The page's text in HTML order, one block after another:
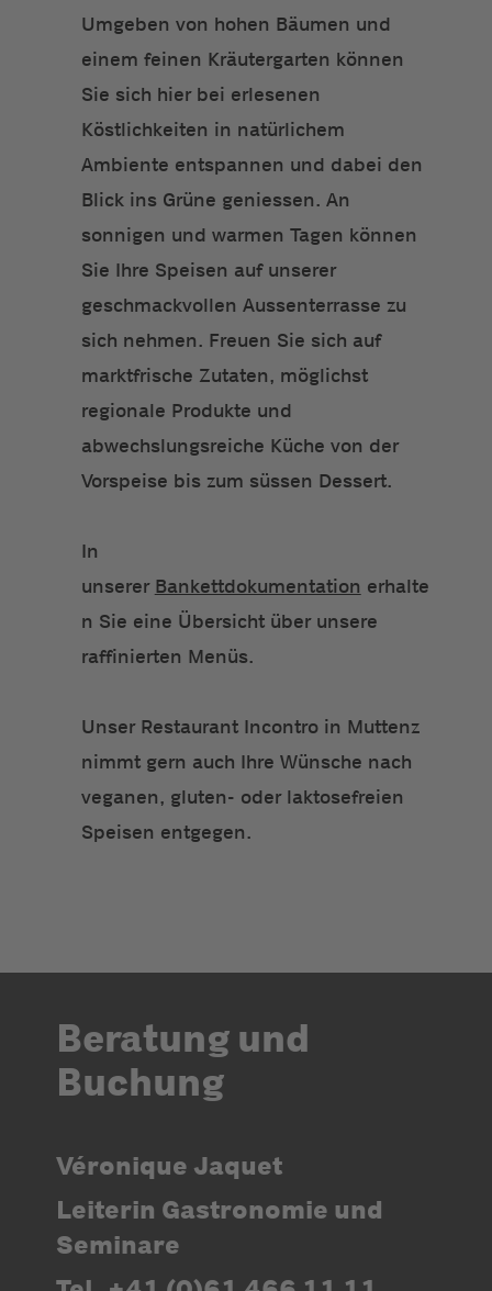
Umgeben von hohen Bäumen und
einem feinen Kräutergarten können
Sie sich hier bei erlesenen
Köstlichkeiten in natürlichem
Ambiente entspannen und dabei den
Blick ins Grüne geniessen. An
sonnigen und warmen Tagen können
Sie Ihre Speisen auf unserer
geschmackvollen Aussenterrasse zu
sich nehmen. Freuen Sie sich auf
marktfrische Zutaten, möglichst
regionale Produkte und
abwechslungsreiche Küche von der
Vorspeise bis zum süssen Dessert.
In
unserer Bankettdokumentation erhalte
n Sie eine Übersicht über unsere
raffinierten Menüs.
Unser Restaurant Incontro in Muttenz
nimmt gern auch Ihre Wünsche nach
veganen, gluten- oder laktosefreien
Speisen entgegen.
Beratung und
Buchung
Véronique Jaquet
Leiterin Gastronomie und
Seminare